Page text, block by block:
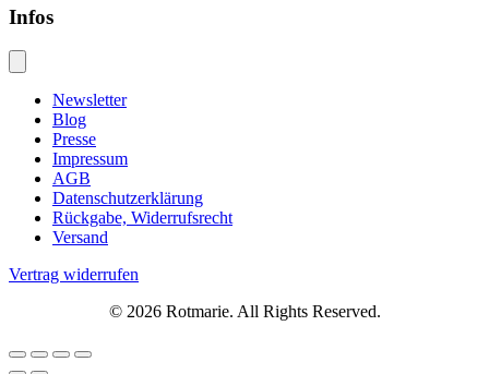
Infos
Newsletter
Blog
Presse
Impressum
AGB
Datenschutzerklärung
Rückgabe, Widerrufsrecht
Versand
Vertrag widerrufen
© 2026 Rotmarie. All Rights Reserved.